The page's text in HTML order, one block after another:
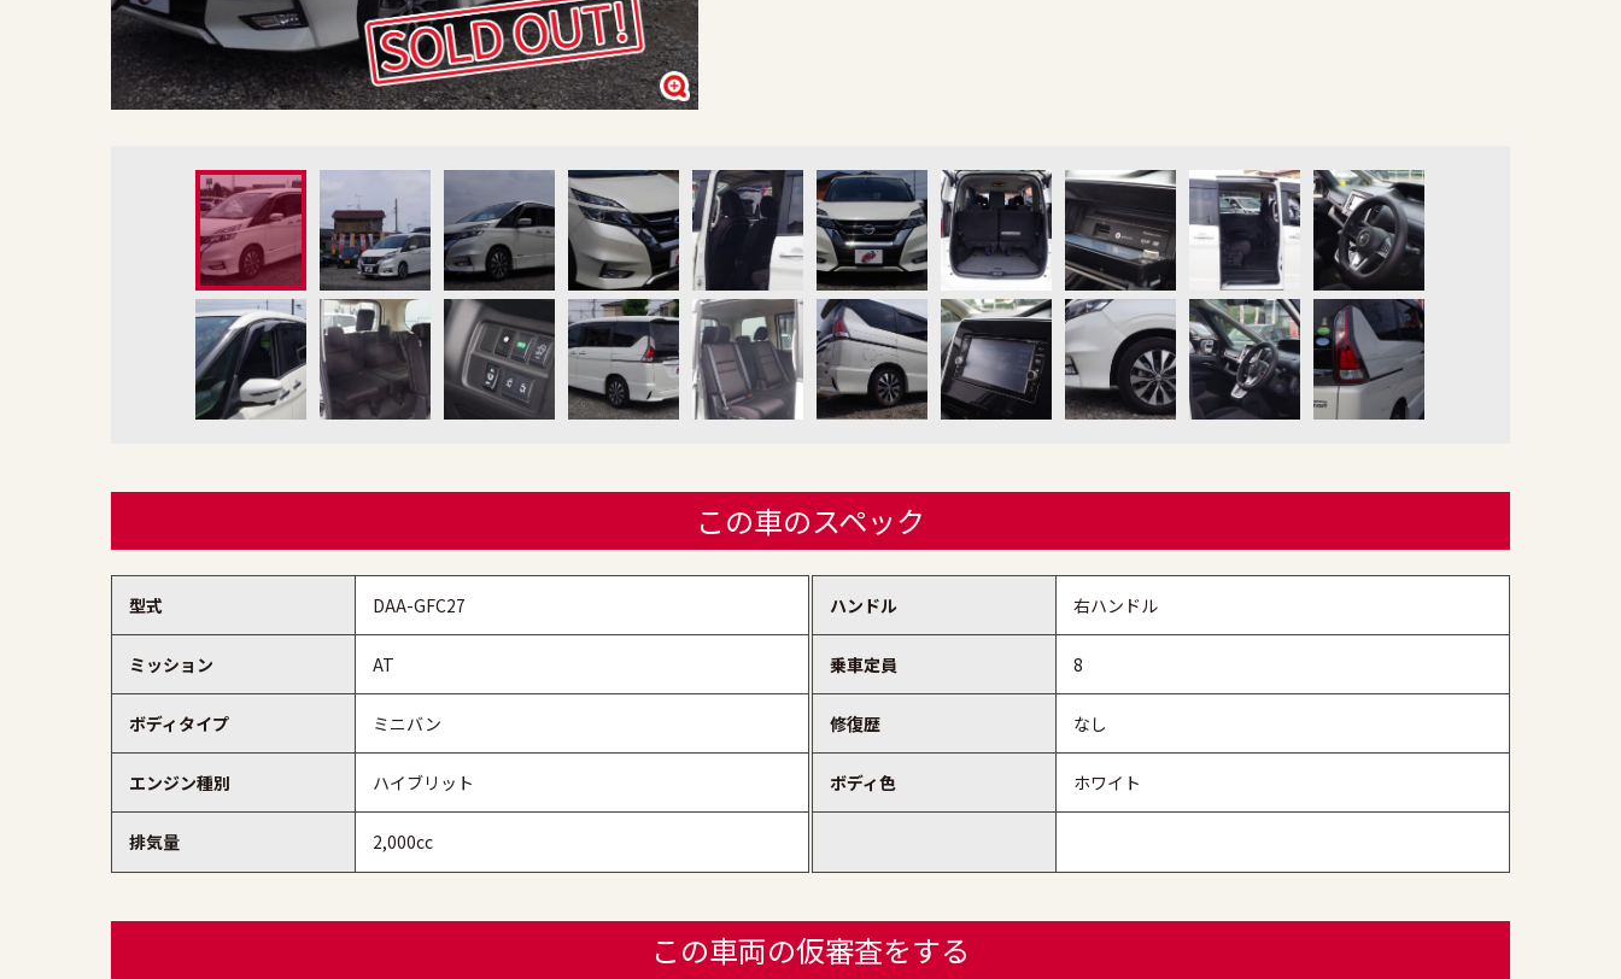
この車のスペック
型式 DAA-GFC27 ハンドル 右ハンドル
ミッション AT 乗車定員 8
ボディタイプ ミニバン 修復歴 なし
エンジン種別 ハイブリット ボディ色 ホワイト
排気量 2,000cc
この車両の仮審査をする